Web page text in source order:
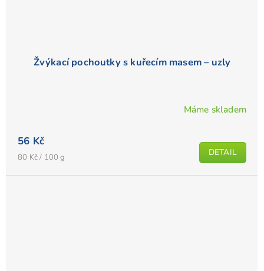
Žvýkací pochoutky s kuřecím masem – uzly
produktu
je
Máme skladem
56 Kč
Měrná
80 Kč / 100 g DETAIL